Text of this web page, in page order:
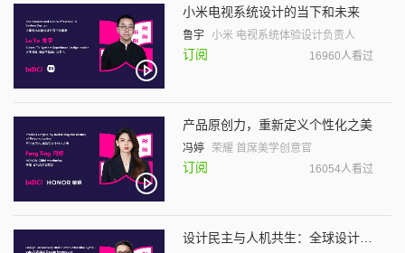
小米电视系统设计的当下和未来
鲁宇 小米 电视系统体验设计负责人
订阅 16960人看过
产品原创力，重新定义个性化之美
冯婷 荣耀 首席美学创意官
订阅 16054人看过